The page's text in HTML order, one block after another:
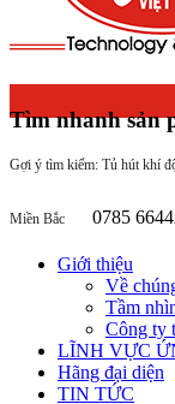
Tìm nhanh sản
Gợi ý tìm kiếm: Tủ hút khí
Miền Bắc 0785
Giới thiệu
Về
Tầm
Công ty
LĨNH VỰC
Hãng đại diện
TIN TỨC